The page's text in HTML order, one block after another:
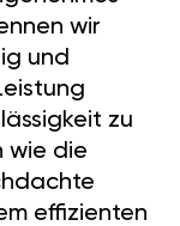
wir
und
zu
wie die
effizienten